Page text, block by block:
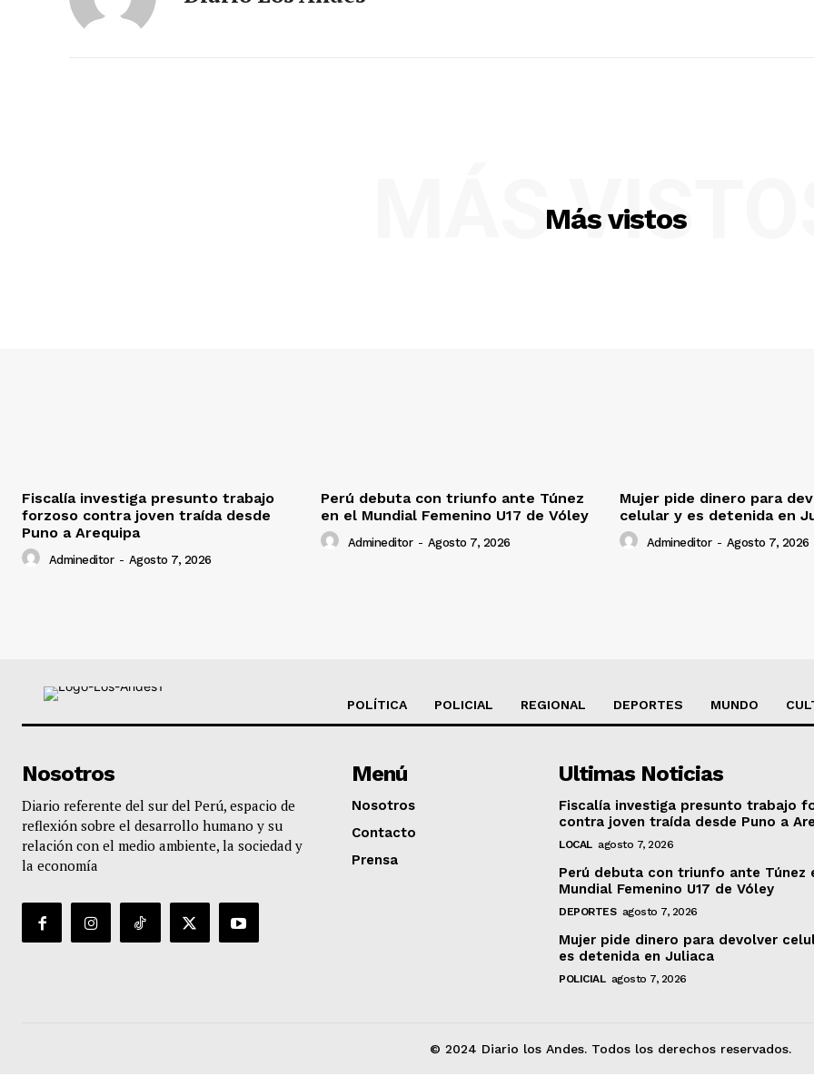
Más vistos
MÁS
Fiscalía investiga presunto trabajo
forzoso contra joven traída desde
Puno a Arequipa
Admineditor - Agosto 7, 2026
Perú debuta con triunfo ante Túnez
en el Mundial Femenino U17 de Vóley
Admineditor - Agosto 7, 2026
Mujer pide dinero para
celular y es detenida en
Admineditor - Agosto 7, 2026
POLÍTICA POLICIAL REGIONAL DEPORTES MUNDO
Nosotros
Diario referente del sur del Perú, espacio de
reflexión sobre el desarrollo humano y su
relación con el medio ambiente, la sociedad y
la economía
Menú
Nosotros
Contacto
Prensa
Ultimas Noticias
Fiscalía investiga presunto trabajo
contra joven traída desde Puno a
LOCAL agosto 7, 2026
Perú debuta con triunfo ante Túnez
Mundial Femenino U17 de Vóley
DEPORTES agosto 7, 2026
Mujer pide dinero para devolver
es detenida en Juliaca
POLICIAL agosto 7, 2026
© 2024 Diario los Andes. Todos los derechos reservados.